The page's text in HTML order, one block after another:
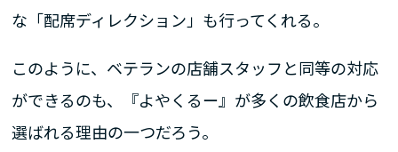
な「配席ディレクション」も行ってくれる。
このように、ベテランの店舗スタッフと同等の対応
ができるのも、『よやくるー』が多くの飲食店から
選ばれる理由の一つだろう。